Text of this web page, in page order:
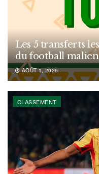
Les 5 transferts
du football malien
AOÛT 1, 2026
CLASSEMENT